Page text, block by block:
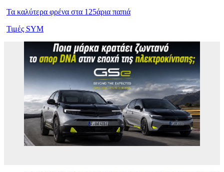
Τα καλύτερα φρένα στα 125άρια παπιά
Τιμές SYM